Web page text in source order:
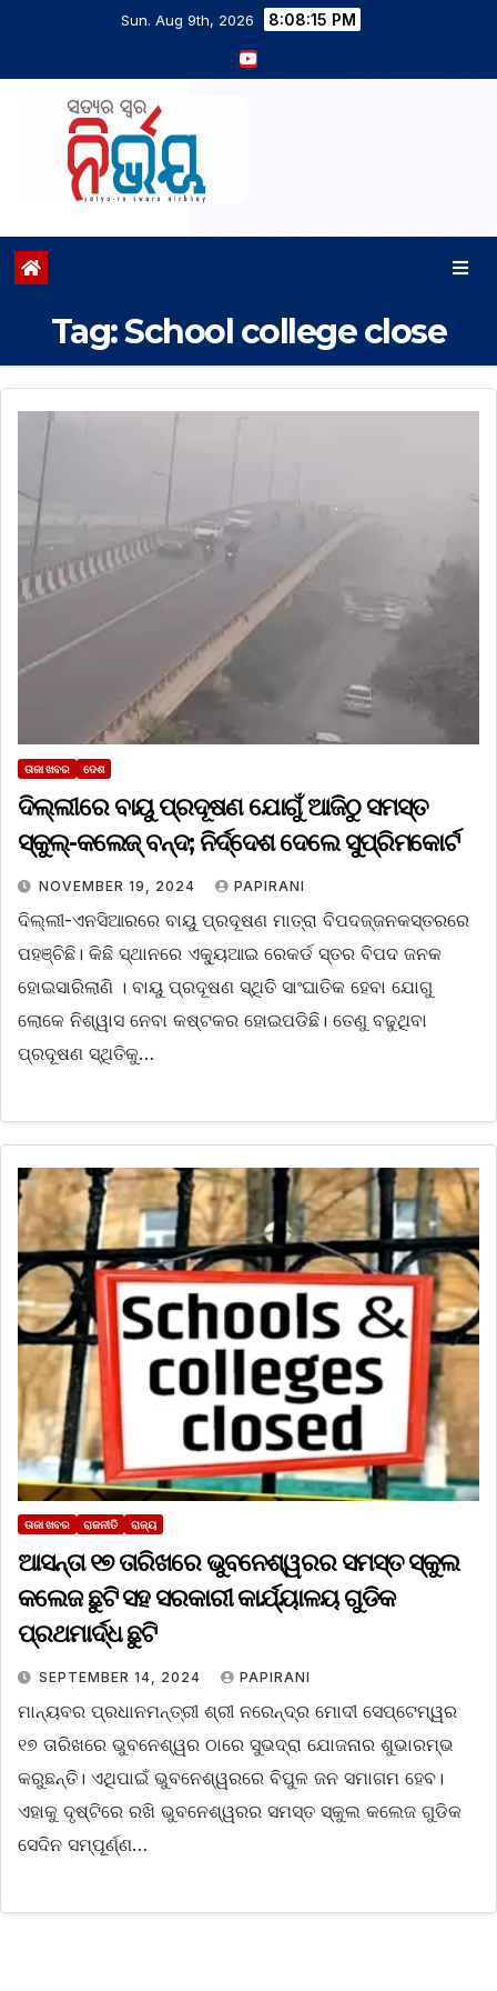
Sun. Aug 9th, 2026 8:08:15 PM
Tag:School college close
ତାଜା ଖବର ଦେଶ
ଦିଲ୍ଲୀରେ ବାୟୁ ପ୍ରଦୂଷଣ ଯୋଗୁଁ ଆଜିଠୁ ସମସ୍ତ
ସ୍କୁଲ୍-କଲେଜ୍ ବନ୍ଦ; ନିର୍ଦ୍ଦେଶ ଦେଲେ ସୁପ୍ରିମକୋର୍ଟ
NOVEMBER 19, 2024 PAPIRANI
ଦିଲ୍ଲୀ-ଏନସିଆରରେ ବାୟୁ ପ୍ରଦୂଷଣ ମାତ୍ରା ବିପଦଜ୍ଜନକସ୍ତରରେ
ପହଞ୍ଚିଛି। କିଛି ସ୍ଥାନରେ ଏକ୍ୟୁଆଇ ରେକର୍ଡ ସ୍ତର ବିପଦ ଜନକ
ହୋଇସାରିଲାଣି । ବାୟୁ ପ୍ରଦୂଷଣ ସ୍ଥିତି ସାଂଘାତିକ ହେବା ଯୋଗୁ
ଲୋକେ ନିଶ୍ୱାସ ନେବା କଷ୍ଟକର ହୋଇପଡିଛି। ତେଣୁ ବଢୁଥିବା
ପ୍ରଦୂଷଣ ସ୍ଥିତିକୁ…
ତାଜା ଖବର ରାଜନୀତି ରାଜ୍ୟ
ଆସନ୍ତା ୧୭ ତାରିଖରେ ଭୁବନେଶ୍ୱରର ସମସ୍ତ ସ୍କୁଲ
କଲେଜ ଛୁଟି ସହ ସରକାରୀ କାର୍ଯ୍ୟାଳୟ ଗୁଡିକ
ପ୍ରଥମାର୍ଦ୍ଧ ଛୁଟି
SEPTEMBER 14, 2024 PAPIRANI
ମାନ୍ୟବର ପ୍ରଧାନମନ୍ତ୍ରୀ ଶ୍ରୀ ନରେନ୍ଦ୍ର ମୋଦୀ ସେପ୍ଟେମ୍ୱର
୧୭ ତାରିଖରେ ଭୁବନେଶ୍ୱର ଠାରେ ସୁଭଦ୍ରା ଯୋଜନାର ଶୁଭାରମ୍ଭ
କରୁଛନ୍ତି। ଏଥିପାଇଁ ଭୁବନେଶ୍ୱରରେ ବିପୁଳ ଜନ ସମାଗମ ହେବ।
ଏହାକୁ ଦୃଷ୍ଟିରେ ରଖି ଭୁବନେଶ୍ୱରର ସମସ୍ତ ସ୍କୁଲ କଲେଜ ଗୁଡିକ
ସେଦିନ ସମ୍ପୂର୍ଣ୍ଣ…